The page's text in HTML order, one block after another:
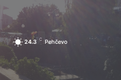
24.3 C Pehčevo